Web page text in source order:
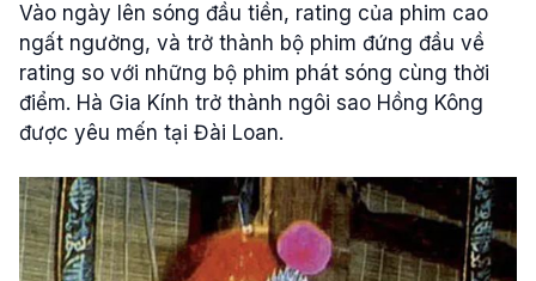
Vào ngày lên sóng đầu tiền, rating của phim cao
ngất ngưởng, và trở thành bộ phim đứng đầu về
rating so với những bộ phim phát sóng cùng thời
điểm. Hà Gia Kính trở thành ngôi sao Hồng Kông
được yêu mến tại Đài Loan.